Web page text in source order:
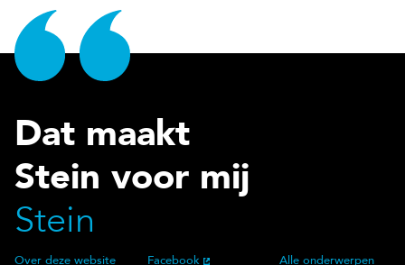
Dat maakt
Stein voor mij
Stein
Over deze website Facebook Alle onderwerpen